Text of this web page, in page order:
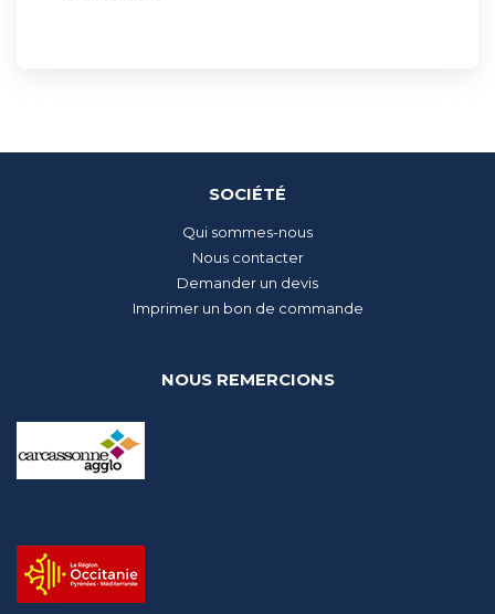
SOCIÉTÉ
Qui sommes-nous
Nous contacter
Demander un devis
Imprimer un bon de commande
NOUS REMERCIONS